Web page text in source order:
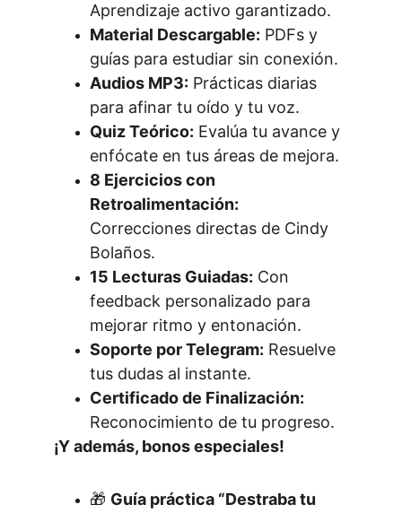
Aprendizaje activo garantizado.
Material Descargable: PDFs y
guías para estudiar sin conexión.
Audios MP3: Prácticas diarias
para afinar tu oído y tu voz.
Quiz Teórico: Evalúa tu avance y
enfócate en tus áreas de mejora.
8 Ejercicios con
Retroalimentación:
Correcciones directas de Cindy
Bolaños.
15 Lecturas Guiadas: Con
feedback personalizado para
mejorar ritmo y entonación.
Soporte por Telegram: Resuelve
tus dudas al instante.
Certificado de Finalización:
Reconocimiento de tu progreso.
¡Y además, bonos especiales!
🎁 Guía práctica “Destraba tu